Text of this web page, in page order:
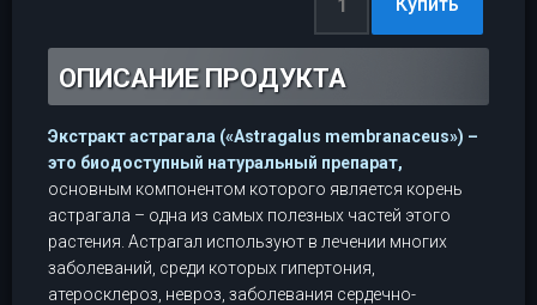
ОПИСАНИЕ ПРОДУКТА
Экстракт астрагала («Astragalus membranaceus») –
это биодоступный натуральный препарат,
основным компонентом которого является корень
астрагала – одна из самых полезных частей этого
растения. Астрагал используют в лечении многих
заболеваний, среди которых гипертония,
атеросклероз, невроз, заболевания сердечно-